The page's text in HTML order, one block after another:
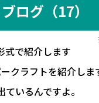
ログ（17）
式で紹介します
クラフトを紹介しま
いるんですよ。